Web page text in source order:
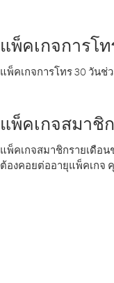
แพ็คเกจการโ
แพ็คเกจการโทร 30 วัน
แพ็คเกจสมาชิ
แพ็คเกจสมาชิกรายเดือ
ต้องคอยต่ออายุแพ็คเกจ